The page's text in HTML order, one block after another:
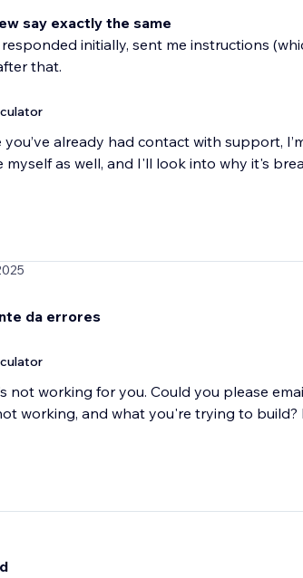
say exactly the same
initially, sent me instructions
that.
you’ve already had contact with support,
myself as well, and I'll look into why it's
da errores
not working for you. Could you please
working, and what you're trying to build?